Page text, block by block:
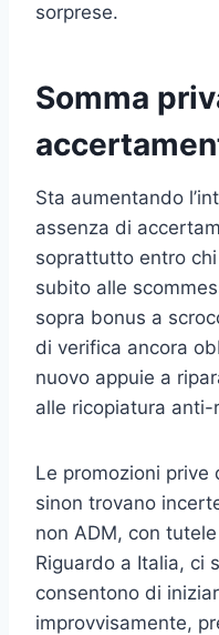
sorprese.
Somma
Sta aumentando
assenza di
soprattutto entro
subito alle
sopra bonus a
di verifica ancora
nuovo appuie a
alle ricopiatura anti-
Le promozioni prive
sinon trovano
non ADM, con
Riguardo a Italia, ci
consentono di
improvvisamente,